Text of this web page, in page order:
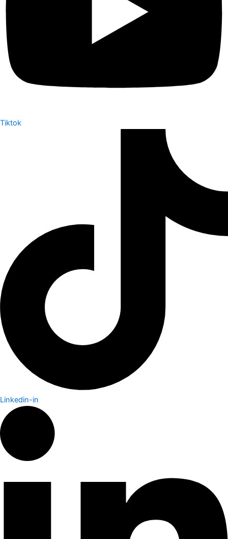
Tiktok
Linkedin-in